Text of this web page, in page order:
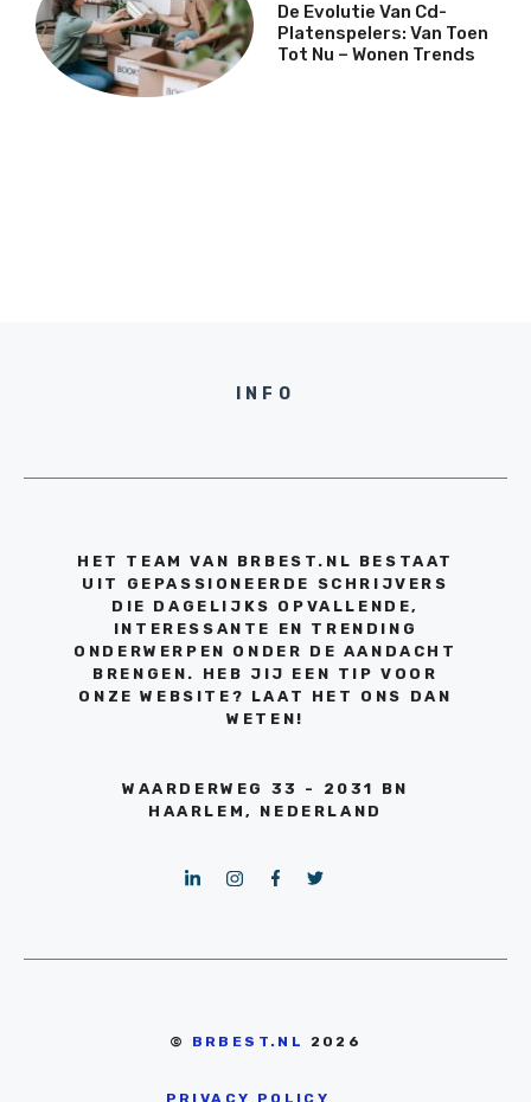
De Evolutie Van Cd-
Platenspelers: Van Toen
Tot Nu – Wonen Trends
INFO
HET TEAM VAN BRBEST.NL BESTAAT
UIT GEPASSIONEERDE SCHRIJVERS
DIE DAGELIJKS OPVALLENDE,
INTERESSANTE EN TRENDING
ONDERWERPEN ONDER DE AANDACHT
BRENGEN. HEB JIJ EEN TIP VOOR
ONZE WEBSITE? LAAT HET ONS DAN
WETEN!
WAARDERWEG 33 - 2031 BN
HAARLEM, NEDERLAND
© BRBEST.NL 2026